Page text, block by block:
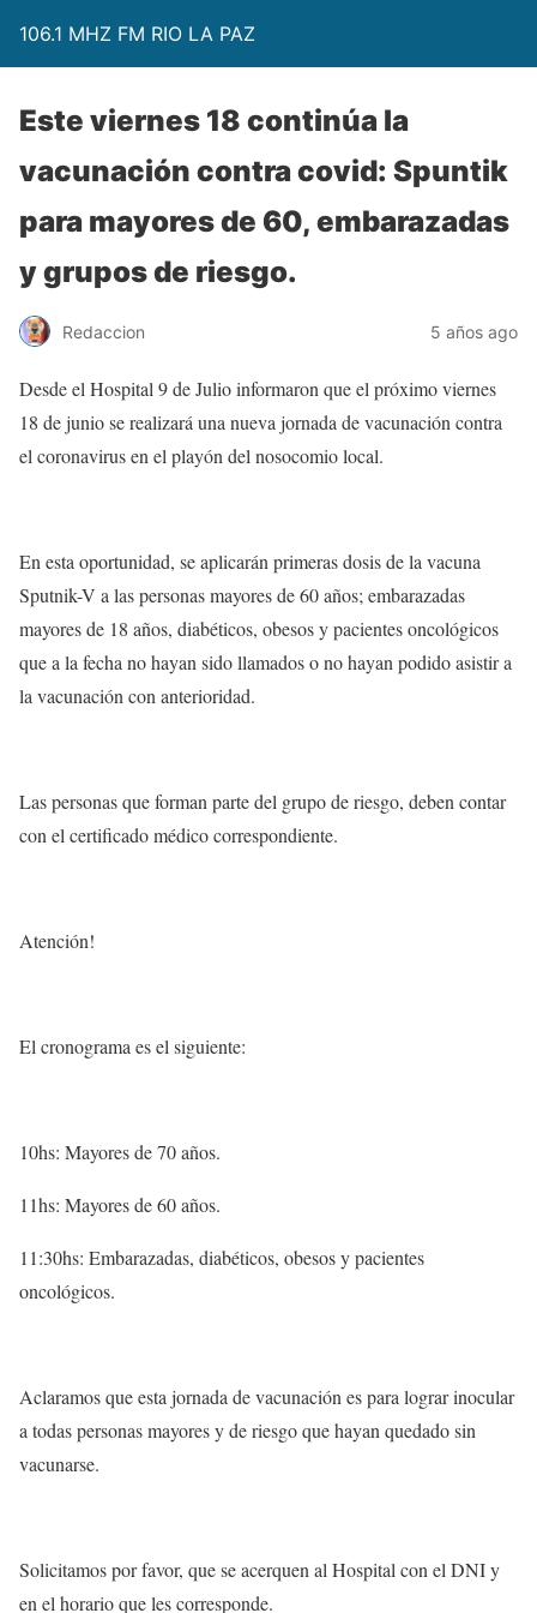
106.1 MHZ FM RIO LA PAZ
Este viernes 18 continúa la
vacunación contra covid: Spuntik
para mayores de 60, embarazadas
y grupos de riesgo.
Redaccion 5 años ago
Desde el Hospital 9 de Julio informaron que el próximo viernes
18 de junio se realizará una nueva jornada de vacunación contra
el coronavirus en el playón del nosocomio local.
En esta oportunidad, se aplicarán primeras dosis de la vacuna
Sputnik-V a las personas mayores de 60 años; embarazadas
mayores de 18 años, diabéticos, obesos y pacientes oncológicos
que a la fecha no hayan sido llamados o no hayan podido asistir a
la vacunación con anterioridad.
Las personas que forman parte del grupo de riesgo, deben contar
con el certificado médico correspondiente.
Atención!
El cronograma es el siguiente:
10hs: Mayores de 70 años.
11hs: Mayores de 60 años.
11:30hs: Embarazadas, diabéticos, obesos y pacientes
oncológicos.
Aclaramos que esta jornada de vacunación es para lograr inocular
a todas personas mayores y de riesgo que hayan quedado sin
vacunarse.
Solicitamos por favor, que se acerquen al Hospital con el DNI y
en el horario que les corresponde.